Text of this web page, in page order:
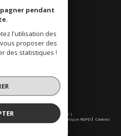
propriétaire
| Traduction powered by Google |
Politique RGPD Cookies
pendant
l'utilisation des
proposer des
des statistiques !